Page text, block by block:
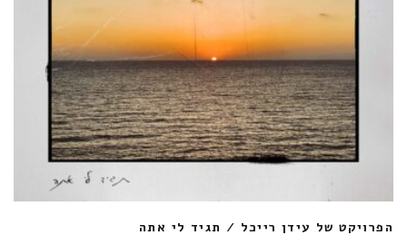
הפרויקט של עידן רייכל / תגיד לי אתה